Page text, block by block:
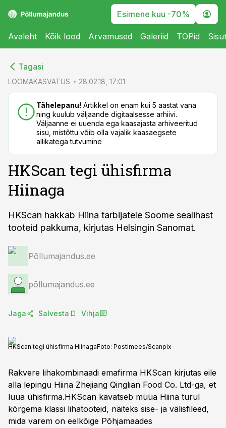
Esimene kuu -70%
Avaleht Kõik lood Arvamused Galeriid TOPid
Tagasi
LOOMAKASVATUS 28.02.18, 17:01
Tähelepanu! Artikkel on enam kui 5 aastat vana
ning kuulub väljaande digitaalsesse arhiivi.
Väljaanne ei uuenda ega kaasajasta arhiveeritud
sisu, mistõttu võib olla vajalik kaasaegsete
allikatega tutvumine
HKScan tegi ühisfirma
Hiinaga
HKScan hakkab Hiina tarbijatele Soome sealihast
tooteid pakkuma, kirjutas Helsingin Sanomat.
Põllumajandus.ee
põllumajandus.ee
Jaga Salvesta Vihja
HKScan tegi ühisfirma HiinagaFoto: Postimees/Scanpix
Rakvere lihakombinaadi emafirma HKScan kirjutas eile
alla lepingu Hiina Zhejiang Qinglian Food Co. Ltd-ga, et
luua ühisfirma.HKScan kavatseb müüa Hiina turul
kõrgema klassi lihatooteid, näiteks sise- ja välisfileed,
mida varem on eelkõige Põhjamaades